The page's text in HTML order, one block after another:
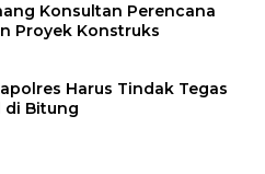
Konsultan Perencana
Proyek Konstruks
Harus Tindak Tegas
di Bitung